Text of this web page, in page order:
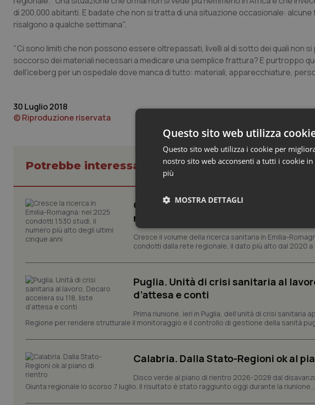
di 200.000 abitanti. E badate che non si tratta di una situazione occasionale:
risalgono a qualche settimana".
"Ci sono limiti che non possono essere oltrepassati, livelli al di sotto dei quali non
soccorso dei materiali necessari a medicare una semplice frattura? E purtroppo
dell’iceberg per un ospedale dove manca di tutto: materiali, apparecchiature,
30 Luglio 2018
© Riproduzione riservata
Potrebbe interessarti in Calabria
Cresce la ricerca in Emilia-
numero più alto degli ultimi cinque
Cresce il volume della ricerca sanitaria in Emilia-
condotti dalla rete regionale, il dato più alto dal 2020 a
Puglia. Unità di crisi sanitaria al
d’attesa e conti
Prima riunione, ieri in Puglia, dell’unità di crisi
Regione per rendere strutturale il monitoraggio e il controllo di gestione della sanità
Calabria. Dalla Stato-Regioni ok al
Disco verde al piano di rientro 2026-2028 dal
Giunta regionale lo scorso 7 luglio. Il risultato è stato raggiunto oggi durante la riunione...
Questo sito web utilizza
Questo sito web utilizza i cookie per
nostro sito web acconsenti a tutti i cookie
più
MOSTRA DETTAGLI
Necessari
I cookie necessari contribuiscono a rendere fruibile il
e l'accesso alle aree protette del sito. Il sito web non è
Nome
Fornitore/Dominio
VISITOR_PRIVACY_METADATA
YouTube
.youtube.com